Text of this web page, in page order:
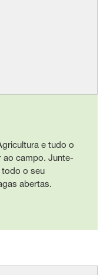
e tudo o
ao campo. Junte-
o seu
abertas.